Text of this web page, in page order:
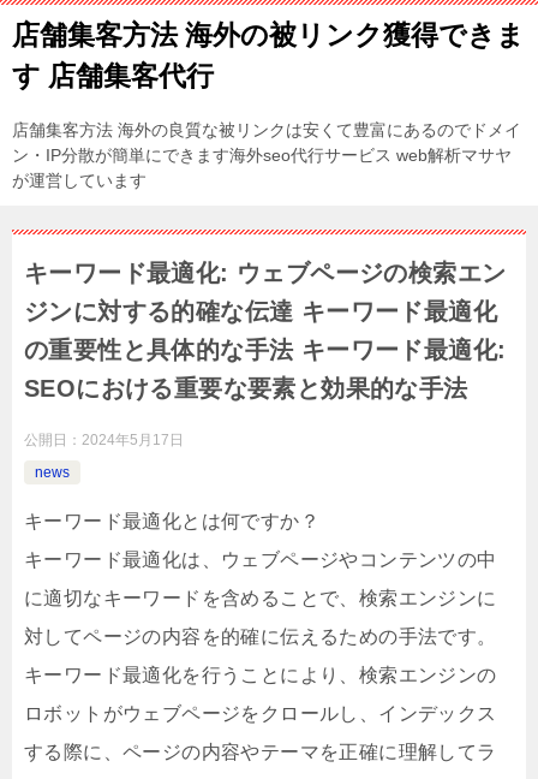
店舗集客方法 海外の被リンク獲得できま
す 店舗集客代行
店舗集客方法 海外の良質な被リンクは安くて豊富にあるのでドメイ
ン・IP分散が簡単にできます海外seo代行サービス web解析マサヤ
が運営しています
キーワード最適化: ウェブページの検索エン
ジンに対する的確な伝達 キーワード最適化
の重要性と具体的な手法 キーワード最適化:
SEOにおける重要な要素と効果的な手法
公開日： 2024年5月17日
news
キーワード最適化とは何ですか？
キーワード最適化は、ウェブページやコンテンツの中
に適切なキーワードを含めることで、検索エンジンに
対してページの内容を的確に伝えるための手法です。
キーワード最適化を行うことにより、検索エンジンの
ロボットがウェブページをクロールし、インデックス
する際に、ページの内容やテーマを正確に理解してラ